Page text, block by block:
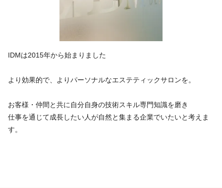
IDMは2015年から始まりました
より効果的で、よりパーソナルなエステティックサロンを。
お客様・仲間と共に自分自身の技術スキル専門知識を磨き
仕事を通じて成長したい人が自然と集まる企業でいたいと考えま
す。